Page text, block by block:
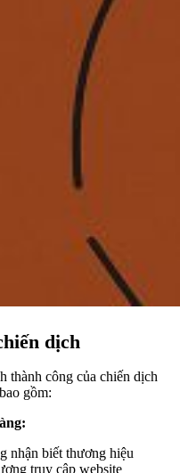
dịch
thành công của chiến dịch
gồm:
nhận biết thương hiệu
truy cập website